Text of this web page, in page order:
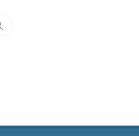
Поиск